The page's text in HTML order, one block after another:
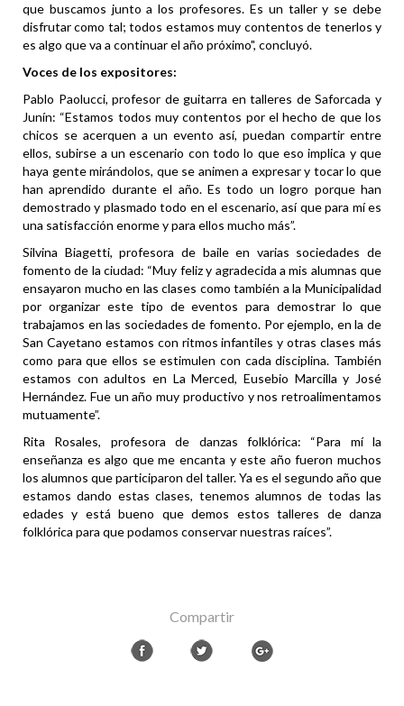
que buscamos junto a los profesores. Es un taller y se debe
disfrutar como tal; todos estamos muy contentos de tenerlos y
es algo que va a continuar el año próximo", concluyó.
Voces de los expositores:
Pablo Paolucci, profesor de guitarra en talleres de Saforcada y
Junín: “Estamos todos muy contentos por el hecho de que los
chicos se acerquen a un evento así, puedan compartir entre
ellos, subirse a un escenario con todo lo que eso implica y que
haya gente mirándolos, que se animen a expresar y tocar lo que
han aprendido durante el año. Es todo un logro porque han
demostrado y plasmado todo en el escenario, así que para mí es
una satisfacción enorme y para ellos mucho más”.
Silvina Biagetti, profesora de baile en varias sociedades de
fomento de la ciudad: “Muy feliz y agradecida a mis alumnas que
ensayaron mucho en las clases como también a la Municipalidad
por organizar este tipo de eventos para demostrar lo que
trabajamos en las sociedades de fomento. Por ejemplo, en la de
San Cayetano estamos con ritmos infantiles y otras clases más
como para que ellos se estimulen con cada disciplina. También
estamos con adultos en La Merced, Eusebio Marcilla y José
Hernández. Fue un año muy productivo y nos retroalimentamos
mutuamente”.
Rita Rosales, profesora de danzas folklórica: “Para mí la
enseñanza es algo que me encanta y este año fueron muchos
los alumnos que participaron del taller. Ya es el segundo año que
estamos dando estas clases, tenemos alumnos de todas las
edades y está bueno que demos estos talleres de danza
folklórica para que podamos conservar nuestras raíces”.
Compartir